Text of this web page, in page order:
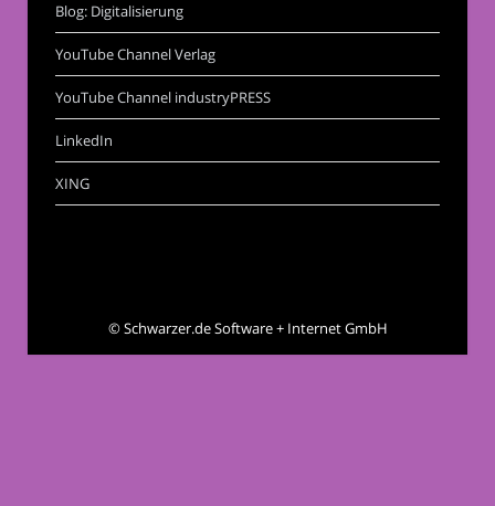
Blog: Digitalisierung
YouTube Channel Verlag
YouTube Channel industryPRESS
LinkedIn
XING
©Schwarzer.de Software + Internet GmbH